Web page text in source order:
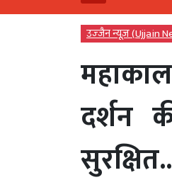
उज्‍जैन न्यूज़ (Ujjain
दर्शन
सुरक्षित..